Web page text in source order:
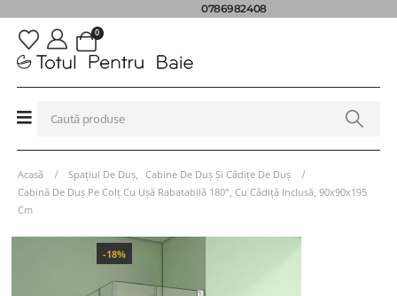
0786982408
0
Acasă Spațiul De Duș
Cabine De Duș Și Cădițe De Duș
Cabină De Duș Pe Colț Cu Ușă Rabatabilă 180°, Cu Cădiță Inclusă, 90x90x195
Cm
-18%